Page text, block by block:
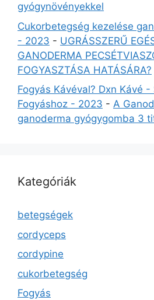
gyógynövényekkel
Cukorbetegség kezelése
- 2023 - UGRÁSSZERŰ
GANODERMA
FOGYASZTÁSA HATÁSÁRA?
Fogyás Kávéval? Dxn Kávé -
Fogyáshoz - 2023 - A
ganoderma gyógygomba 3
Kategóriák
betegségek
cordyceps
cordypine
cukorbetegség
Fogyás